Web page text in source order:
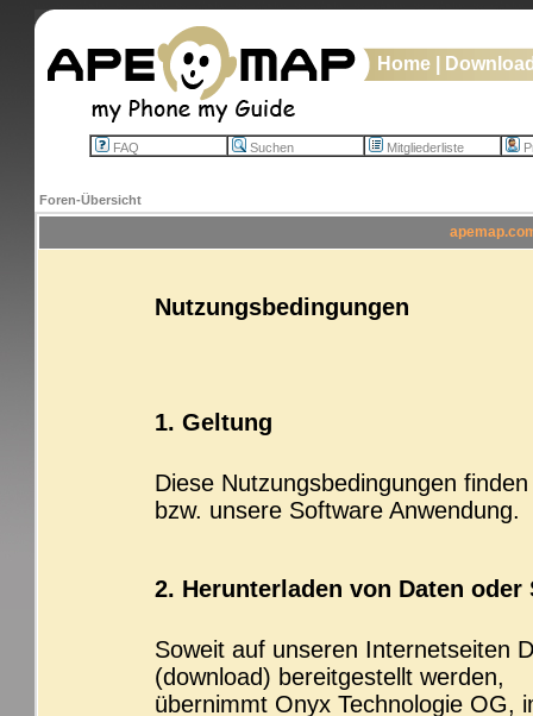
Home
FAQ Suchen Mitgliederliste
Foren-Übersicht
Nutzungsbedingungen
1. Geltung
Diese Nutzungsbedingungen
bzw. unsere Software Anwendung.
2. Herunterladen von Daten
Soweit auf unseren Internetseiten
(download) bereitgestellt werden,
übernimmt Onyx Technologie OG,